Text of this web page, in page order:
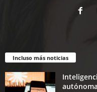
Incluso más noticias